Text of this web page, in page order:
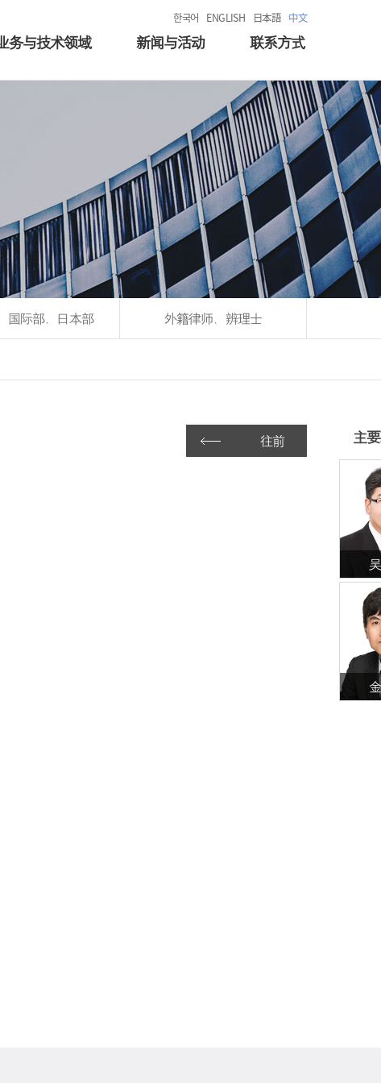
한국어 ENGLISH 日本語 中文
务与技术领域 新闻与活动 联系方式
国际部、日本部 外籍律师、辨理士
往前 主